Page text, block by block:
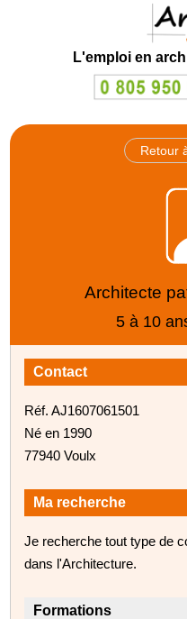
L'emploi en
Retour
Architecte
5 à 10
Contact
Réf. AJ1607061501
Né en 1990
77940 Voulx
Ma recherche
Je recherche tout type de
dans l'Architecture.
Formations